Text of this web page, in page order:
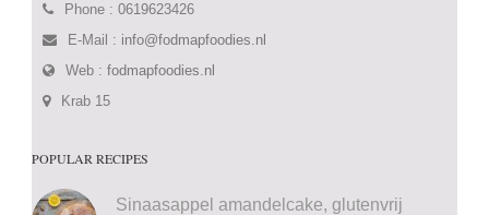
Phone : 0619623426
E-Mail : info@fodmapfoodies.nl
Web :fodmapfoodies.nl
Krab 15
POPULAR RECIPES
Sinaasappel amandelcake, glutenvrij